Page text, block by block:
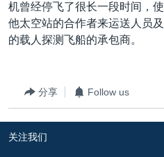
机曾经停飞了很长一段时间，
他太空站的合作者来运送人员
的载人探测飞船的承包商。
分享 Follow us
关注我们